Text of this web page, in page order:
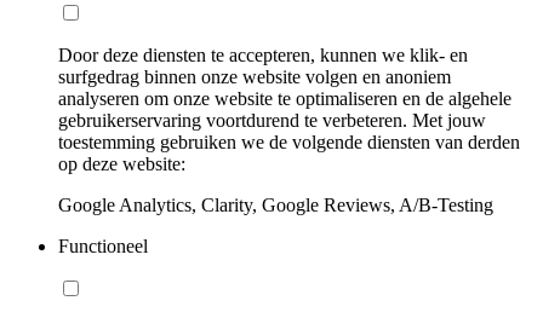
Door deze diensten te accepteren, kunnen we klik- en
surfgedrag binnen onze website volgen en anoniem
analyseren om onze website te optimaliseren en de algehele
gebruikerservaring voortdurend te verbeteren. Met jouw
toestemming gebruiken we de volgende diensten van derden
op deze website:
Google Analytics, Clarity, Google Reviews, A/B-Testing
Functioneel